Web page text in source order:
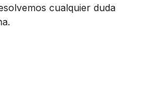
cualquier duda